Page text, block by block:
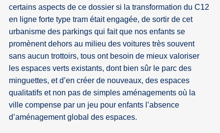
certains aspects de ce dossier si la transformation du C12
en ligne forte type tram était engagée, de sortir de cet
urbanisme des parkings qui fait que nos enfants se
promènent dehors au milieu des voitures très souvent
sans aucun trottoirs, tous ont besoin de mieux valoriser
les espaces verts existants, dont bien sûr le parc des
minguettes, et d’en créer de nouveaux, des espaces
qualitatifs et non pas de simples aménagements où la
ville compense par un jeu pour enfants l’absence
d’aménagement global des espaces.